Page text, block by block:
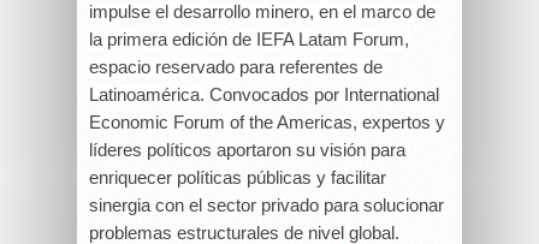
impulse el desarrollo minero, en el marco de
la primera edición de IEFA Latam Forum,
espacio reservado para referentes de
Latinoamérica. Convocados por International
Economic Forum of the Americas, expertos y
líderes políticos aportaron su visión para
enriquecer políticas públicas y facilitar
sinergia con el sector privado para solucionar
problemas estructurales de nivel global.